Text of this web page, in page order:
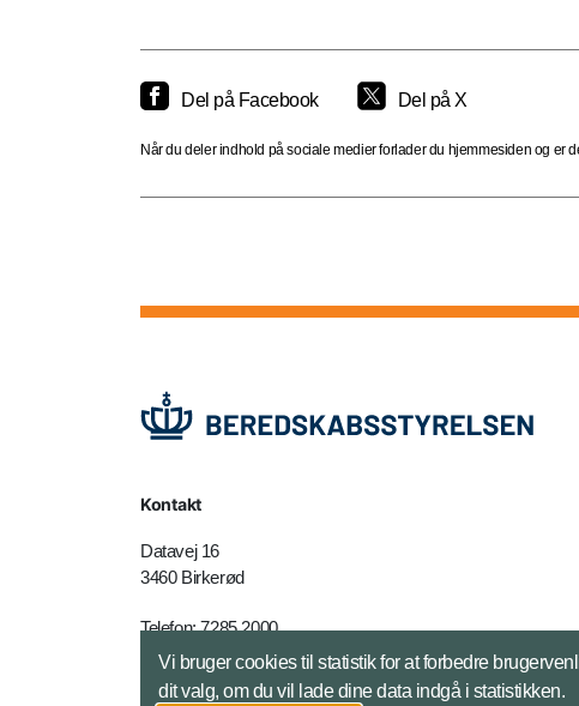
Del på Facebook Del på X
Når du deler indhold på sociale medier forlader du hjemmesiden og er
Kontakt
Datavej 16
3460 Birkerød
Telefon: 7285 2000
E-mail:brs@brs.dk
Vi bruger cookies til statistik for at forbedre
dit valg, om du vil lade dine data indgå i statistikken.